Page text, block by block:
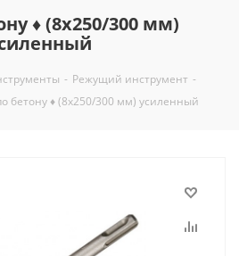
♦ (8х250/300 мм)
- Режущий инструмент -
бетону ♦ (8х250/300 мм) усиленный